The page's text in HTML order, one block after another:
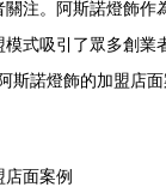
注。阿斯諾燈飾作
式吸引了眾多創業
斯諾燈飾的加盟店
面案例